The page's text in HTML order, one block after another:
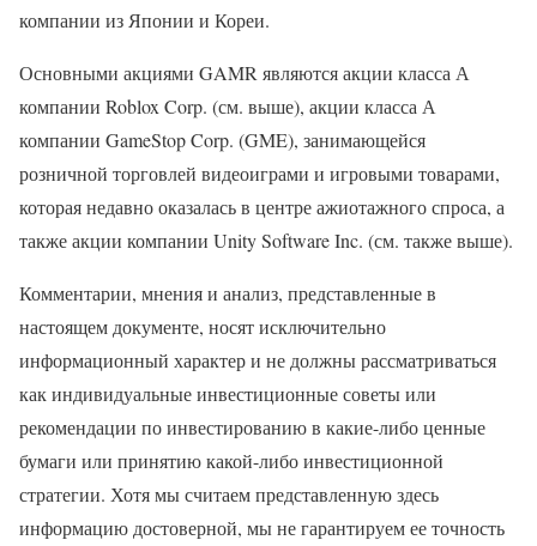
компании из Японии и Кореи.
Основными акциями GAMR являются акции класса А
компании Roblox Corp. (см. выше), акции класса А
компании GameStop Corp. (GME), занимающейся
розничной торговлей видеоиграми и игровыми товарами,
которая недавно оказалась в центре ажиотажного спроса, а
также акции компании Unity Software Inc. (см. также выше).
Комментарии, мнения и анализ, представленные в
настоящем документе, носят исключительно
информационный характер и не должны рассматриваться
как индивидуальные инвестиционные советы или
рекомендации по инвестированию в какие-либо ценные
бумаги или принятию какой-либо инвестиционной
стратегии. Хотя мы считаем представленную здесь
информацию достоверной, мы не гарантируем ее точность